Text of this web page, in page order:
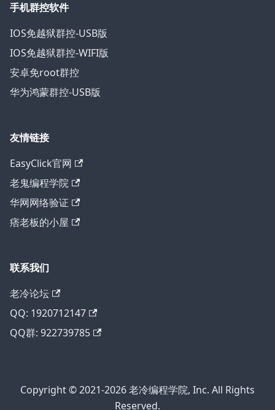
手机群控软件
IOS免越狱群控-USB版
IOS免越狱群控-WIFI版
安卓免root群控
华为鸿蒙群控-USB版
友情链接
EasyClick官网
老鬼编程学院
华网网络验证
痞老板的小屋
联系我们
老冷论坛
QQ: 1920712147
QQ群: 922739785
Copyright © 2021-2026 老冷编程学院, Inc. All Rights
Reserved.